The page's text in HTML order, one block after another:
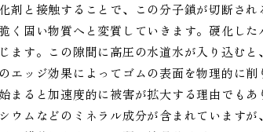
剤と接触することで、この分子鎖が切断さ
く固い物質へと変質していきます。硬化し
ます。この隙間に高圧の水道水が入り込む
エッジ効果によってゴムの表面を物理的に
まると加速度的に被害が拡大する理由でも
ウムなどのミネラル成分が含まれています